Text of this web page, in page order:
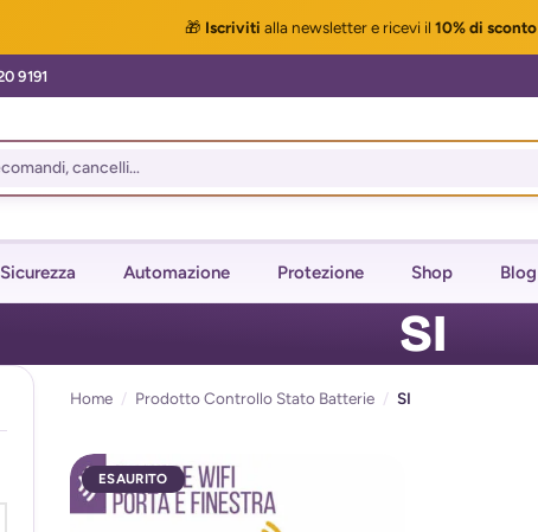
🎁 Iscriviti alla newslettere ricevi il 10% di sconto
Sicurezza Automazione Protezione Shop Blog
SI
Home / Prodotto Controllo Stato Batterie / SI
ESAURITO